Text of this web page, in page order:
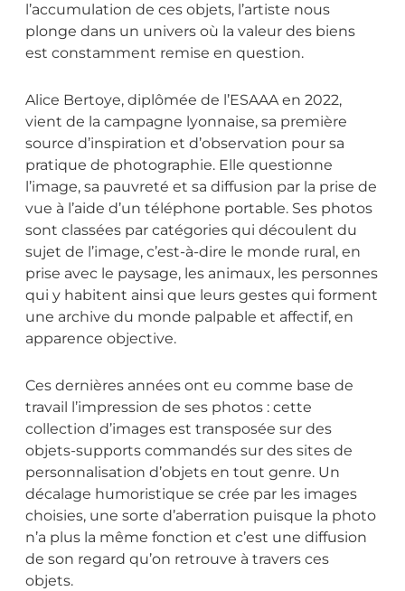
l’accumulation de ces objets, l’artiste nous
plonge dans un univers où la valeur des biens
est constamment remise en question.
Alice Bertoye, diplômée de l’ESAAA en 2022,
vient de la campagne lyonnaise, sa première
source d’inspiration et d’observation pour sa
pratique de photographie. Elle questionne
l’image, sa pauvreté et sa diffusion par la prise de
vue à l’aide d’un téléphone portable. Ses photos
sont classées par catégories qui découlent du
sujet de l’image, c’est-à-dire le monde rural, en
prise avec le paysage, les animaux, les personnes
qui y habitent ainsi que leurs gestes qui forment
une archive du monde palpable et affectif, en
apparence objective.
Ces dernières années ont eu comme base de
travail l’impression de ses photos : cette
collection d’images est transposée sur des
objets-supports commandés sur des sites de
personnalisation d’objets en tout genre. Un
décalage humoristique se crée par les images
choisies, une sorte d’aberration puisque la photo
n’a plus la même fonction et c’est une diffusion
de son regard qu’on retrouve à travers ces
objets.